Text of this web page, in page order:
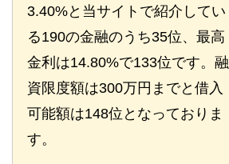
3.40%と当サイトで紹介してい
る190の金融のうち35位、最高
金利は14.80%で133位です。融
資限度額は300万円までと借入
可能額は148位となっておりま
す。